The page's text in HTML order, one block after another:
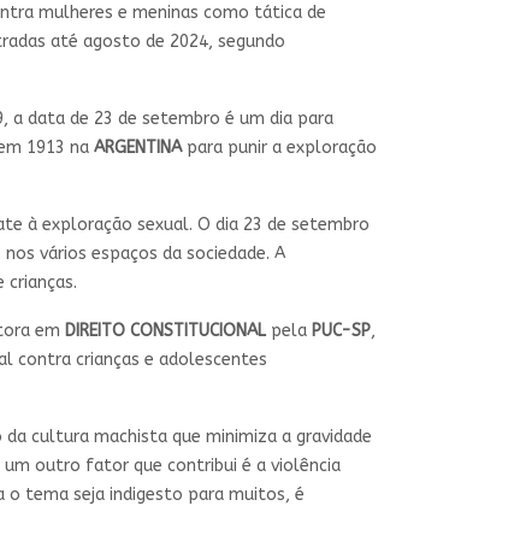
mulheres e meninas como tática de
até agosto de 2024, segundo
a data de 23 de setembro é um dia para
1913 na ARGENTINApara punir a exploração
à exploração sexual. O dia 23 de setembro
vários espaços da sociedade. A
em DIREITO CONSTITUCIONAL pela PUC-SP,
contra crianças e adolescentes
cultura machista que minimiza a gravidade
um outro fator que contribui é a violência
o tema seja indigesto para muitos, é